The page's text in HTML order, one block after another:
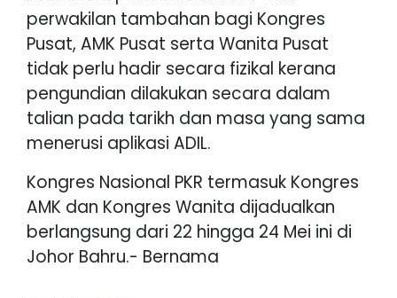
perwakilan tambahan bagi Kongres
Pusat, AMK Pusat serta Wanita Pusat
tidak perlu hadir secara fizikal kerana
pengundian dilakukan secara dalam
talian pada tarikh dan masa yang sama
menerusi aplikasi ADIL.
Kongres Nasional PKR termasuk Kongres
AMK dan Kongres Wanita dijadualkan
berlangsung dari 22 hingga 24 Mei ini di
Johor Bahru.- Bernama